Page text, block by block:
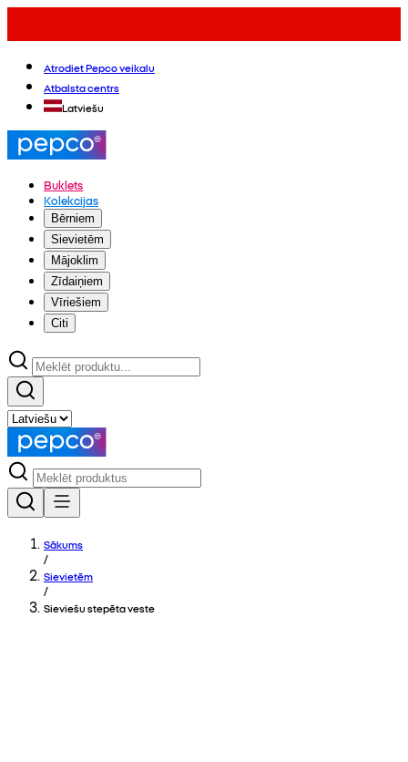
Atrodiet Pepco veikalu
Atbalsta centrs
Latviešu
Buklets
Kolekcijas
Bērniem
Sievietēm
Mājoklim
Zīdaiņiem
Vīriešiem
Citi
Sākums
/
Sievietēm
/
Sieviešu stepēta veste